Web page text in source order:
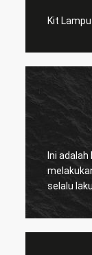
Kit Lampu
Ini
selalu